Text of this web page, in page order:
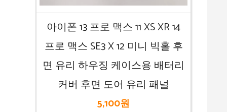
아이폰 13 프로 맥스 11 XS XR 14
프로 맥스 SE3 X 12 미니 빅홀 후
면 유리 하우징 케이스용 배터리
커버 후면 도어 유리 패널
5,100원